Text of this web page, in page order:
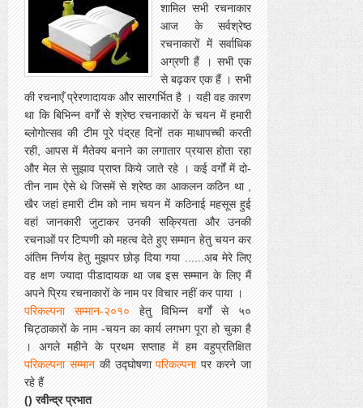
शामिल सभी रचनाकार
आज के सर्वश्रेष्ठ
रचनाकारों में सर्वाधिक
अग्रणी हैं । सभी एक
सेबढ़करएक हैं । सभी
की रचनाएँ प्रेरणादायक और सारगर्भित है । यही वह कारण
था कि बिभिन्न वर्गों से श्रेष्ठ रचनाकारों के चयन में हमारी
ब्लोगोत्सव की टीम पूरे पंद्रह दिनों तक माथापच्ची करती
रही, आपस में मैतेक्य बनाने का लगातार प्रयास होता रहा
और मेल से सुझाव प्राप्त किये जाते रहे । कई वर्गों में दो-
तीन नाम ऐसे थे जिसमें से श्रेष्ठ का आकलन कठिन था ,
खैर जहां हमारी टीम को नाम चयन में कठिनाई महसूस हुई
वहां जानकारी जुटाकर उनकी सक्रियता और उनकी
रचनाओं पर टिप्पणी को महत्व देते हुए सम्मान हेतु चयन कर
अंतिम निर्णय हेतु मुझपर छोड़ दिया गया ......अब मेरे लिए
वह क्षण ज्यादा पीडादायक था जब इस सम्मान के लिए मैं
अपने प्रिय रचनाकारों के नाम पर विचार नहीं कर पाया ।
परिकल्पना सम्मान-२०१० हेतु विभिन्न वर्गों से ५०
चिट्ठाकारों के नाम -चयन का कार्य लगभग पूरा हो चुका है
। अगले महीने के प्रथम सप्ताह में हम वहुप्रतिक्षित
परिकल्पना सम्मानकी उद्घोषणापरिकल्पनापर करने जा
रहे हैं
() रवीन्द्र प्रभात